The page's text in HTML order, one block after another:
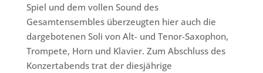
Spiel und dem vollen Sound des
Gesamtensembles überzeugten hier auch die
dargebotenen Soli von Alt- und Tenor-Saxophon,
Trompete, Horn und Klavier. Zum Abschluss des
Konzertabends trat der diesjährige